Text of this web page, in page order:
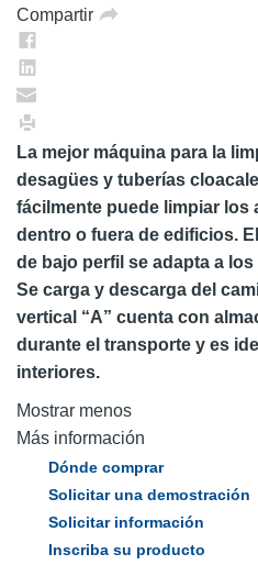
Compartir
La mejor máquina para la
desagües y tuberías
fácilmente puede limpiar los
dentro o fuera de edificios.
de bajo perfil se adapta a
Se carga y descarga del
vertical “A” cuenta con
durante el transporte y es
interiores.
Mostrar menos
Más información
Dónde comprar
Solicitar una demostración
Solicitar información
Inscriba su producto